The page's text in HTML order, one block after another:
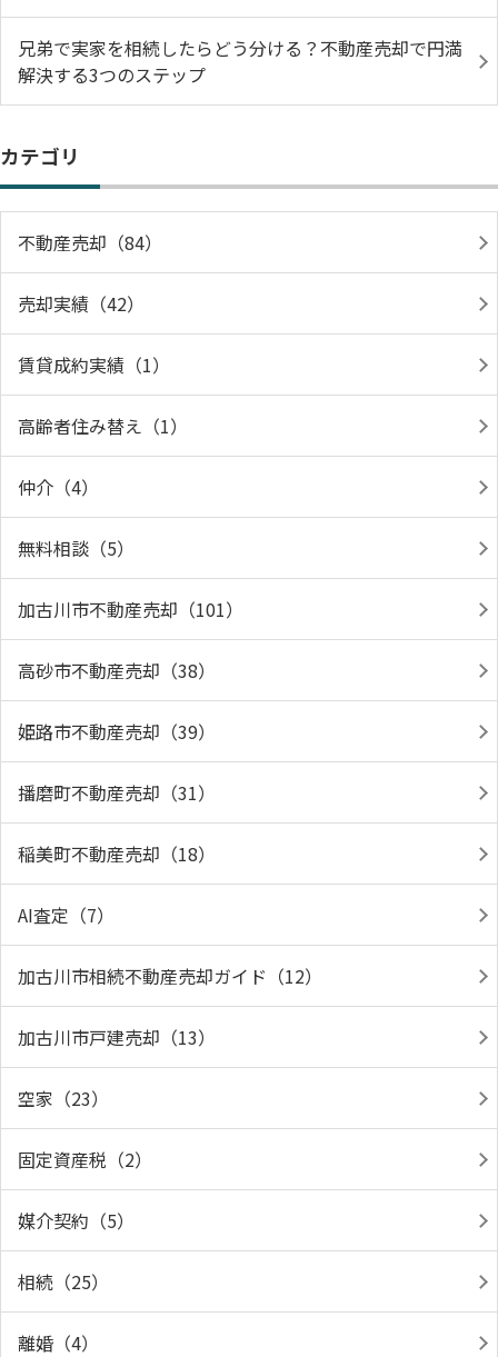
兄弟で実家を相続したらどう分ける？不動産売却で円満
解決する3つのステップ
カテゴリ
不動産売却（84）
売却実績（42）
賃貸成約実績（1）
高齢者住み替え（1）
仲介（4）
無料相談（5）
加古川市不動産売却（101）
高砂市不動産売却（38）
姫路市不動産売却（39）
播磨町不動産売却（31）
稲美町不動産売却（18）
AI査定（7）
加古川市相続不動産売却ガイド（12）
加古川市戸建売却（13）
空家（23）
固定資産税（2）
媒介契約（5）
相続（25）
離婚（4）